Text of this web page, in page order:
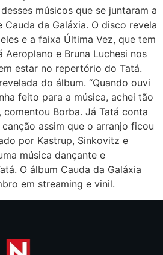
músicos que se juntaram a
Cauda da Galáxia. O disco revela
e a faixa Última Vez, que tem
e Bruna Luchesi nos
estar no repertório do Tatá.
do álbum. “Quando ouvi
feito para a música, achei tão
comentou Borba. Já Tatá conta
assim que o arranjo ficou
por Kastrup, Sinkovitz e
música dançante e
O álbum Cauda da Galáxia
em streaming e vinil.